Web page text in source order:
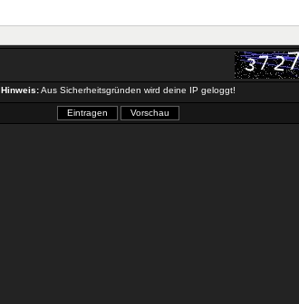
Hinweis:Aus Sicherheitsgründen wird deine IP geloggt!